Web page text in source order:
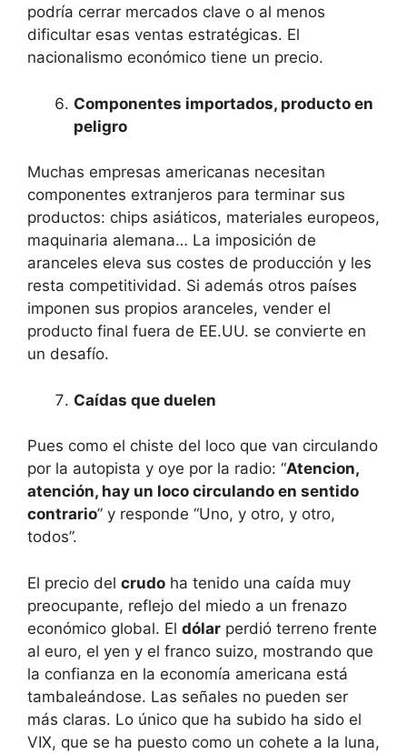
podría cerrar mercados clave o al menos
dificultar esas ventas estratégicas. El
nacionalismo económico tiene un precio.
Componentes importados, producto en
peligro
Muchas empresas americanas necesitan
componentes extranjeros para terminar sus
productos: chips asiáticos, materiales europeos,
maquinaria alemana… La imposición de
aranceles eleva sus costes de producción y les
resta competitividad. Si además otros países
imponen sus propios aranceles, vender el
producto final fuera de EE.UU. se convierte en
un desafío.
Caídas que duelen
Pues como el chiste del loco que van circulando
por la autopista y oye por la radio: “Atencion,
atención, hay un loco circulando en sentido
contrario” y responde “Uno, y otro, y otro,
todos”.
El precio del crudo ha tenido una caída muy
preocupante, reflejo del miedo a un frenazo
económico global. El dólar perdió terreno frente
al euro, el yen y el franco suizo, mostrando que
la confianza en la economía americana está
tambaleándose. Las señales no pueden ser
más claras. Lo único que ha subido ha sido el
VIX, que se ha puesto como un cohete a la luna,